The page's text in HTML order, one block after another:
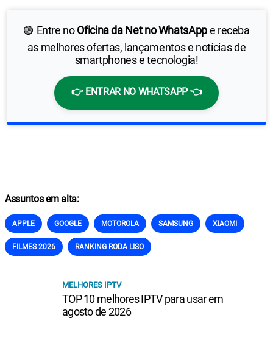
🟢 Entre noOficina da Net no WhatsAppe receba
as melhores ofertas, lançamentos e notícias de
smartphones e tecnologia!
👉 ENTRAR NO WHATSAPP 👈
Assuntos em alta:
APPLE GOOGLE MOTOROLA SAMSUNG XIAOMI
FILMES 2026 RANKING RODA LISO
MELHORES IPTV
TOP 10 melhores IPTV para usar em
agosto de 2026